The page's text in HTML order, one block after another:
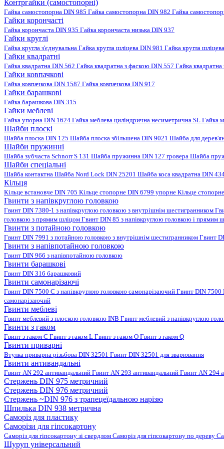
Контргайки (самостопорні)
Гайка самостопорна DIN 985 Гайка самостопорна DIN 982 Гайка
Гайки корончасті
Гайка корончаста DIN 935 Гайка корончаста низька DIN 937
Гайки круглі
Гайка кругла з'єднувальна Гайка кругла шліцева DIN 981 Гайка кругла
Гайки квадратні
Гайка квадратна DIN 562 Гайка квадратна з фаскою DIN 557 Гайка
Гайки ковпачкові
Гайка ковпачкова DIN 1587 Гайка ковпачкова DIN 917
Гайки барашкові
Гайка барашкова DIN 315
Гайки меблеві
Гайка упорна DIN 1624 Гайка меблева циліндрична несиметрична SL Гайка
Шайби плоскі
Шайба плоска DIN 125 Шайба плоска збільшена DIN 9021 Шайба для
Шайби пружинні
Шайба зубчаста Schnorr S 131 Шайба пружинна DIN 127 гровера Шайба
Шайби спеціальні
Шайба контактна Шайба Nord Lock DIN 25201 Шайба коса квадратна DIN
Кільця
Кільце встановче DIN 705 Кільце стопорне DIN 6799 упорне Кільце
Гвинти з напівкруглою головкою
Гвинт DIN 7380-1 з напівкруглою головкою з внутрішнім шестигранником
головкою з прямим шліцом Гвинт DIN 85 з напівкруглою головкою і прямим
Гвинти з потайною головкою
Гвинт DIN 7991 з потайною головкою з внутрішнім шестигранником Гвинт
Гвинти з напівпотайною головкою
Гвинт DIN 966 з напівпотайною головкою
Гвинти барашкові
Гвинт DIN 316 барашковий
Гвинти самонарізаючі
Гвинт DIN 7500 C з напівкруглою головкою самонарізаючий Гвинт DIN 7500
самонарізаючий
Гвинти меблеві
Гвинт меблевий з плоскою головкою INB Гвинт меблевий з напівкруглою
Гвинти з гаком
Гвинт з гаком C Гвинт з гаком L Гвинт з гаком O Гвинт з гаком Q
Гвинти приварні
Втулка приварна різьбова DIN 32501 Гвинт DIN 32501 для зварювання
Гвинти антивандальні
Гвинт AN 292 антивандальний Гвинт AN 293 антивандальний Гвинт AN 294
Стержень DIN 975 метричний
Стержень DIN 976 метричний
Стержень ~DIN 976 з трапецеїдальною нарізю
Шпилька DIN 938 метрична
Саморіз для пластику
Саморізи для гіпсокартону
Саморіз для гіпсокартону зі свердлом Саморіз для гіпсокартону по дереву
Шуруп універсальний